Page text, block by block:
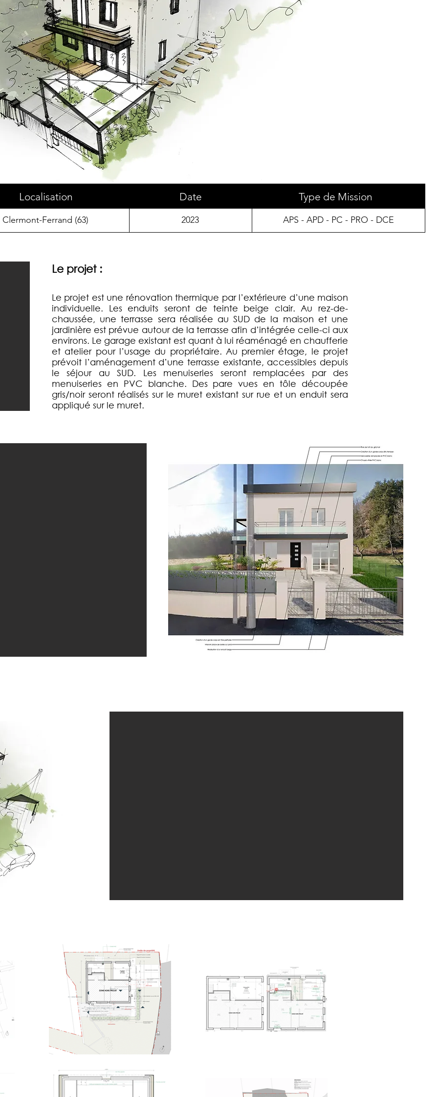
Localisation Date Type de Mission
APS - APD - PC - PRO - DCE
2023
Clermont-Ferrand (63)
Le projet :
Le projet est une rénovation thermique par l’extérieure d’une maison
individuelle. Les enduits seront de teinte beige clair. Au rez-de-
chaussée, une terrasse sera réalisée au SUD de la maison et une
jardinière est prévue autour de la terrasse afin d’intégrée celle-ci aux
environs. Le garage existant est quant à lui réaménagé en chaufferie
et atelier pour l’usage du propriétaire. Au premier étage, le projet
prévoit l’aménagement d’une terrasse existante, accessibles depuis
le séjour au SUD. Les menuiseries seront remplacées par des
menuiseries en PVC blanche. Des pare vues en tôle découpée
gris/noir seront réalisés sur le muret existant sur rue et un enduit sera
appliqué sur le muret.